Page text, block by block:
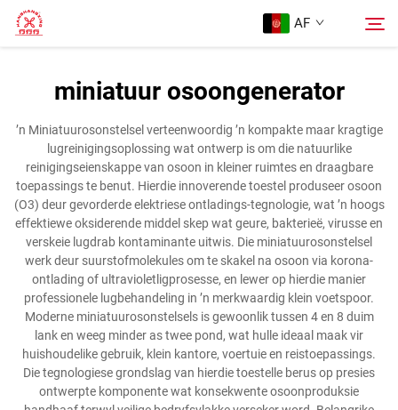
AF
Produkte
Oor Ons
Gevalle
Blog
Kontak Ons
Soek
miniatuur osoongenerator
’n Miniatuurosonstelsel verteenwoordig ’n kompakte maar kragtige
lugreinigingsoplossing wat ontwerp is om die natuurlike
reinigingseienskappe van osoon in kleiner ruimtes en draagbare
toepassings te benut. Hierdie innoverende toestel produseer osoon
(O3) deur gevorderde elektriese ontladings-tegnologie, wat ’n hoogs
effektiewe oksiderende middel skep wat geure, bakterieë, virusse en
verskeie lugdrab kontaminante uitwis. Die miniatuurosonstelsel
werk deur suurstofmolekules om te skakel na osoon via korona-
ontlading of ultravioletligprosesse, en lewer op hierdie manier
professionele lugbehandeling in ’n merkwaardig klein voetspoor.
Moderne miniatuurosonstelsels is gewoonlik tussen 4 en 8 duim
lank en weeg minder as twee pond, wat hulle ideaal maak vir
huishoudelike gebruik, klein kantore, voertuie en reistoepassings.
Die tegnologiese grondslag van hierdie toestelle berus op presies
ontwerpte komponente wat konsekwente osoonproduksie